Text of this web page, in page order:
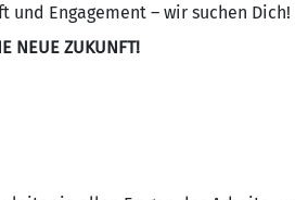
Engagement – wir suchen Dich!
NEUE ZUKUNFT!